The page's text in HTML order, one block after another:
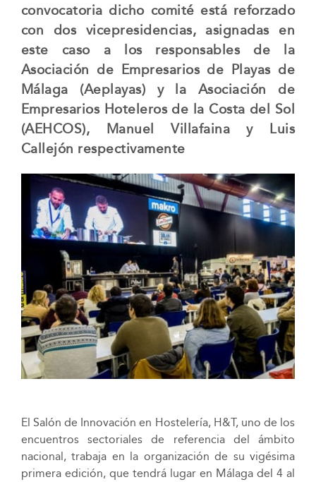
convocatoria dicho comité está reforzado
con dos vicepresidencias, asignadas en
este caso a los responsables de la
Asociación de Empresarios de Playas de
Málaga (Aeplayas) y la Asociación de
Empresarios Hoteleros de la Costa del Sol
(AEHCOS), Manuel Villafaina y Luis
Callejón respectivamente
El Salón de Innovación en Hostelería, H&T, uno de los
encuentros sectoriales de referencia del ámbito
nacional, trabaja en la organización de su vigésima
primera edición, que tendrá lugar en Málaga del 4 al